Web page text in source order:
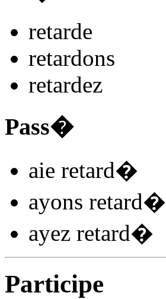
retarde
retardons
retardez
Pass�
aie retard�
ayons retard�
ayez retard�
Participe